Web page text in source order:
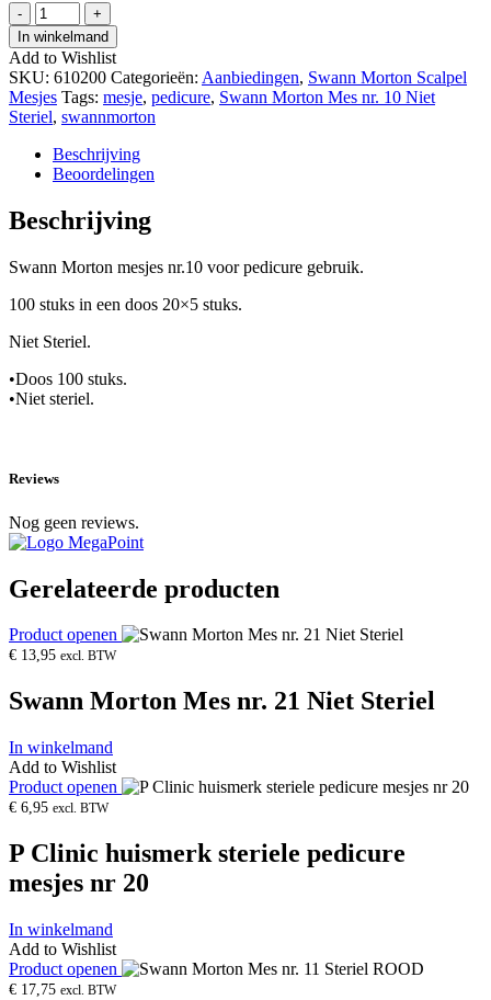
-
Swann
Morton
Mes
nr.
10
Niet
Steriel
hoeveelheid
+
In winkelmand
Add to Wishlist
SKU: 610200 Categorieën: Aanbiedingen, Swann Morton Scalpel
Mesjes Tags: mesje, pedicure, Swann Morton Mes nr. 10 Niet
Steriel, swannmorton
Beschrijving
Beoordelingen
Beschrijving
Swann Morton mesjes nr.10 voor pedicure gebruik.
100 stuks in een doos 20×5 stuks.
Niet Steriel.
•Doos 100 stuks.
•Niet steriel.
Reviews
Nog geen reviews.
Gerelateerde producten
Product openen
€ 13,95 excl. BTW
Swann Morton Mes nr. 21 Niet Steriel
In winkelmand
Add to Wishlist
Product openen
€ 6,95 excl. BTW
P Clinic huismerk steriele pedicure
mesjes nr 20
In winkelmand
Add to Wishlist
Product openen
€ 17,75 excl. BTW